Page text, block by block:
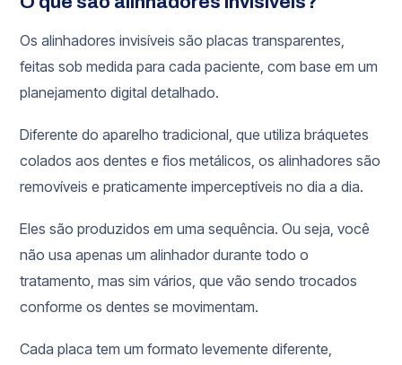
Os alinhadores invisíveis são placas transparentes,
feitas sob medida para cada paciente, com base em um
planejamento digital detalhado.
Diferente do aparelho tradicional, que utiliza bráquetes
colados aos dentes e fios metálicos, os alinhadores são
removíveis e praticamente imperceptíveis no dia a dia.
Eles são produzidos em uma sequência. Ou seja, você
não usa apenas um alinhador durante todo o
tratamento, mas sim vários, que vão sendo trocados
conforme os dentes se movimentam.
Cada placa tem um formato levemente diferente,